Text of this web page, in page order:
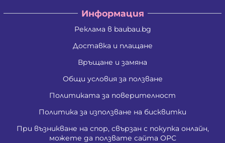
Информация
Реклама в baubau.bg
Доставка и плащане
Връщане и замяна
Общи условия за ползване
Политиката за поверителност
Политика за използване на бисквитки
При възникване на спор, свързан с покупка онлайн,
можете да ползвате сайта ОРС